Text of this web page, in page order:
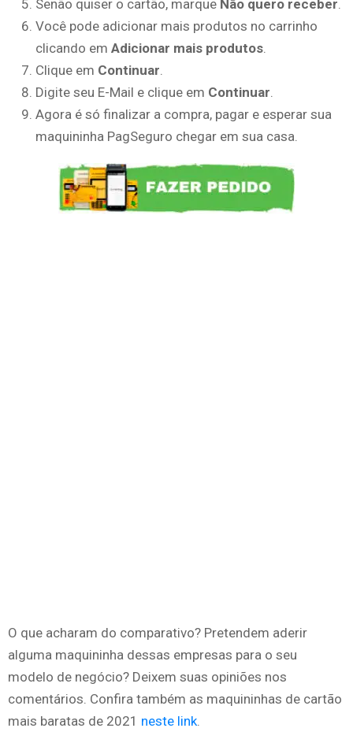
Senão quiser o cartão, marque Não quero receber.
Você pode adicionar mais produtos no carrinho
clicando em Adicionar mais produtos.
Clique em Continuar.
Digite seu E-Mail e clique em Continuar.
Agora é só finalizar a compra, pagar e esperar sua
maquininha PagSeguro chegar em sua casa.
O que acharam do comparativo? Pretendem aderir
alguma maquininha dessas empresas para o seu
modelo de negócio? Deixem suas opiniões nos
comentários. Confira também as maquininhas de cartão
mais baratas de 2021 neste link.